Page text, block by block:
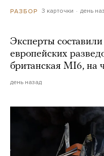
РАЗБОР 3 карточки день
Эксперты
европейских
британская MI6,
день назад